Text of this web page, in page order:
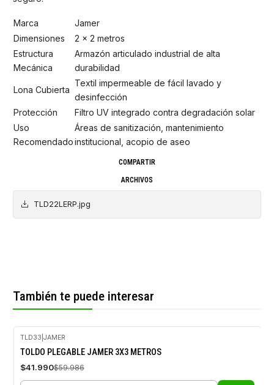
Marca
Jamer
Dimensiones
2 x 2 metros
Estructura
Mecánica
Armazón articulado industrial de alta
durabilidad
Lona Cubierta
Textil impermeable de fácil lavado y
desinfección
Protección
Filtro UV integrado contra degradación solar
Uso
Recomendado
Áreas de sanitización, mantenimiento
institucional, acopio de aseo
COMPARTIR
ARCHIVOS
TLD22LERP.jpg
También te puede interesar
-30%
OFF
TLD33 JAMER
TOLDO PLEGABLE JAMER 3X3 METROS
$41.990$59.986